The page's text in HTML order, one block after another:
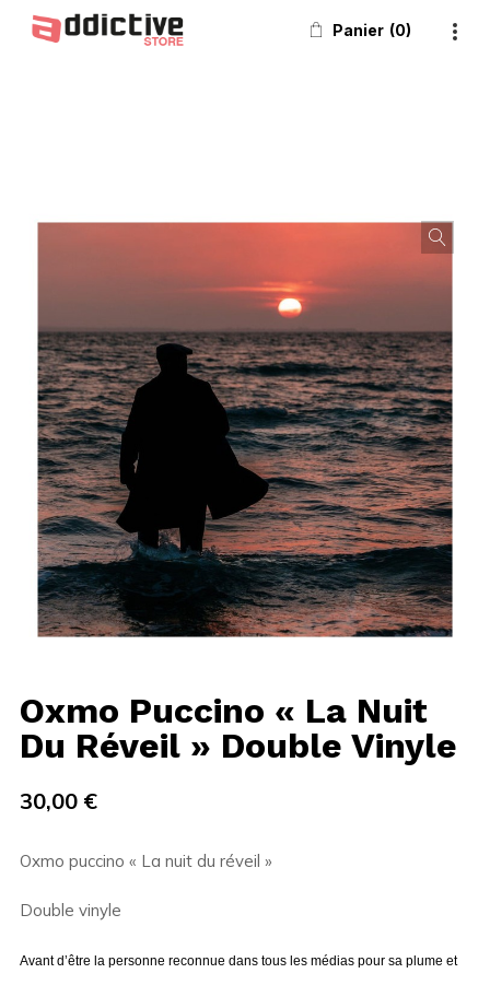
Panier 0
Oxmo Puccino « La Nuit
Du Réveil » Double Vinyle
30,00 €
Oxmo puccino « La nuit du réveil »
Double vinyle
Avant d’être la personne reconnue dans tous les médias pour sa plume et